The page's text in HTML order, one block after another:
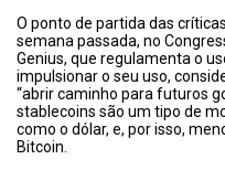
O ponto de partida das
semana passada, no
Genius, que regulamenta o
impulsionar o seu uso,
“abrir caminho para futuros
stablecoins são um tipo de
como o dólar, e, por isso,
Bitcoin.